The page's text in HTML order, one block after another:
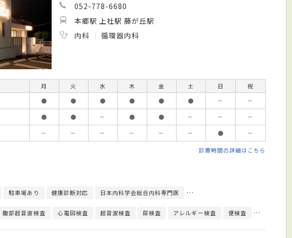
052-778-6680
本郷駅 上社駅 藤が丘駅
内科
循環器内科
月 火 水 木 金 土 日
祝
● ● ● ● ● ● －
－
● ● － ● ● － －
－
－ － － － － － ● －
診療時間の詳細はこちら
駐車場あり 健康診断対応 日本内科学会総合内科専門医 日本循環器学会循環器専門医
腹部超音波検査 心電図検査 超音波検査 尿検査 アレルギー検査 便検査 ウイルス検査